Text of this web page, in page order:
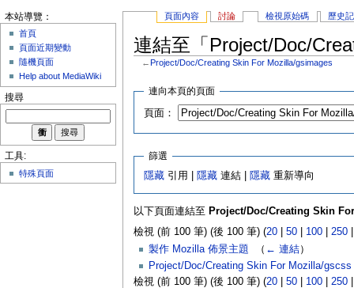
頁面內容 討論 檢視原始碼 歷史
連結至「Project/Doc/
← Project/Doc/Creating Skin For Mozilla/gsimages
連向本頁的頁面
頁面：
篩選
隱藏 引用 | 隱藏 連結 | 隱藏 重新導向
以下頁面連結至 Project/Doc/Creating Skin
檢視 (前 100 筆) (後 100 筆) (20| 50| 100| 250
製作 Mozilla 佈景主題
（ ← 連結）
Project/Doc/Creating Skin For Mozilla/gscss
檢視 (前 100 筆) (後 100 筆) (20| 50| 100| 250
本站導覽：
首頁
頁面近期變動
隨機頁面
Help about MediaWiki
搜尋
工具:
特殊頁面